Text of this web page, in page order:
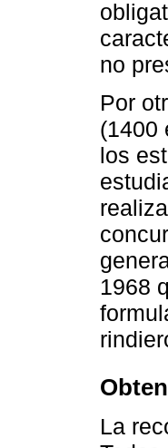
no
Por
(1400
los
1968
La